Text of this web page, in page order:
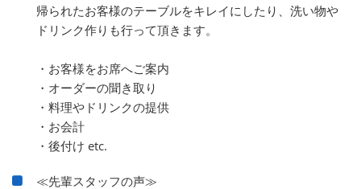
帰られたお客様のテーブルをキレイにしたり、洗い物や
ドリンク作りも行って頂きます。
・お客様をお席へご案内
・オーダーの聞き取り
・料理やドリンクの提供
・お会計
・後付け etc.
≪先輩スタッフの声≫